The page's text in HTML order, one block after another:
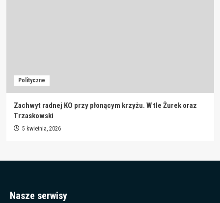
Polityczne
Zachwyt radnej KO przy płonącym krzyżu. W tle Żurek oraz
Trzaskowski
5 kwietnia, 2026
Nasze serwisy